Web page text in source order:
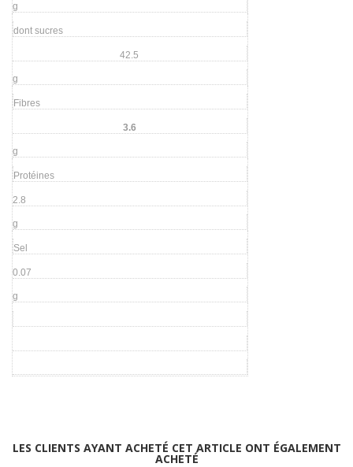
g
dont sucres
42.5
g
Fibres
3.6
g
Protéines
2.8
g
Sel
0.07
g
LES CLIENTS AYANT ACHETÉ CET ARTICLE ONT ÉGALEMENT
ACHETÉ